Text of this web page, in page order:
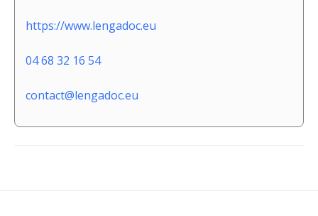
https://www.lengadoc.eu
04 68 32 16 54
contact@lengadoc.eu